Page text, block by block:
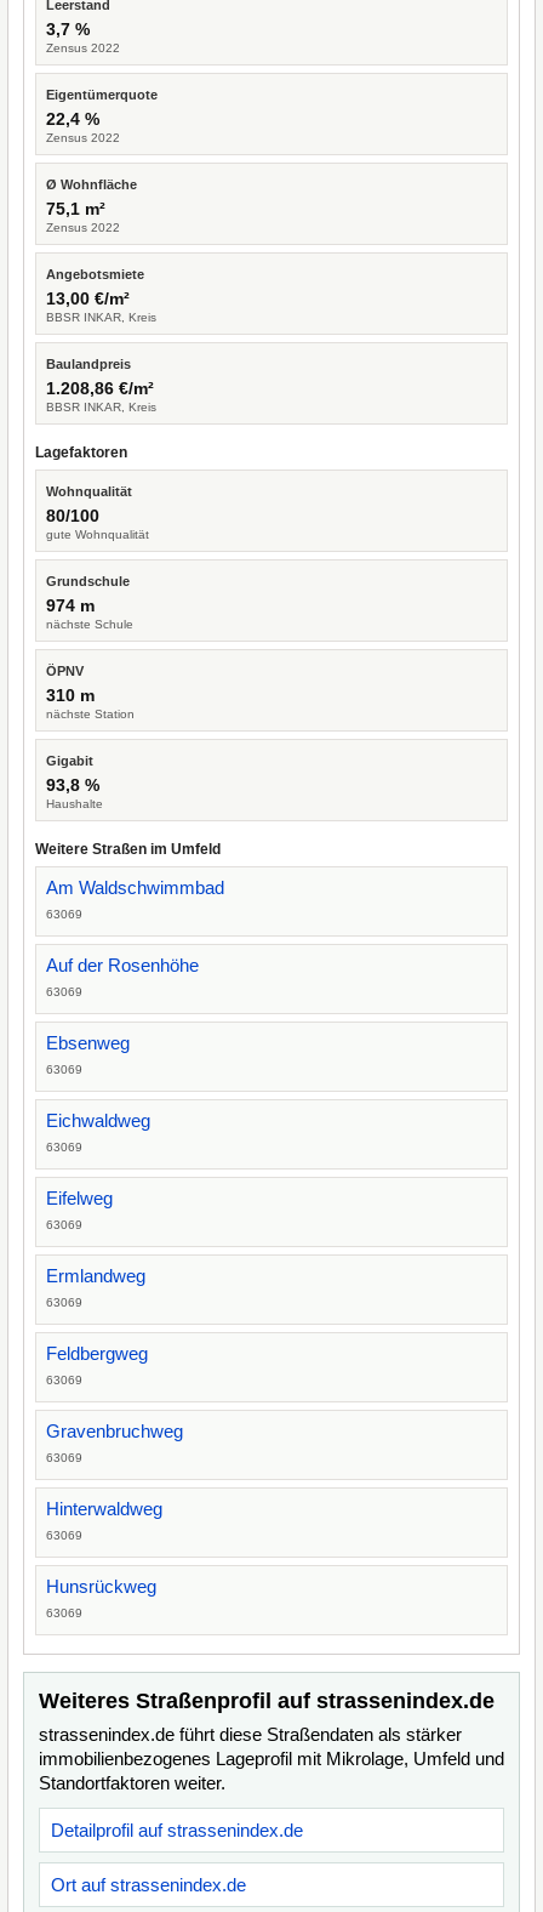
Leerstand
3,7 %
Zensus 2022
Eigentümerquote
22,4 %
Zensus 2022
Ø Wohnfläche
75,1 m²
Zensus 2022
Angebotsmiete
13,00 €/m²
BBSR INKAR, Kreis
Baulandpreis
1.208,86 €/m²
BBSR INKAR, Kreis
Lagefaktoren
Wohnqualität
80/100
gute Wohnqualität
Grundschule
974 m
nächste Schule
ÖPNV
310 m
nächste Station
Gigabit
93,8 %
Haushalte
Weitere Straßen im Umfeld
Am Waldschwimmbad
63069
Auf der Rosenhöhe
63069
Ebsenweg
63069
Eichwaldweg
63069
Eifelweg
63069
Ermlandweg
63069
Feldbergweg
63069
Gravenbruchweg
63069
Hinterwaldweg
63069
Hunsrückweg
63069
Weiteres Straßenprofil auf strassenindex.de
strassenindex.de führt diese Straßendaten als stärker
immobilienbezogenes Lageprofil mit Mikrolage, Umfeld und
Standortfaktoren weiter.
Detailprofil auf strassenindex.de
Ort auf strassenindex.de